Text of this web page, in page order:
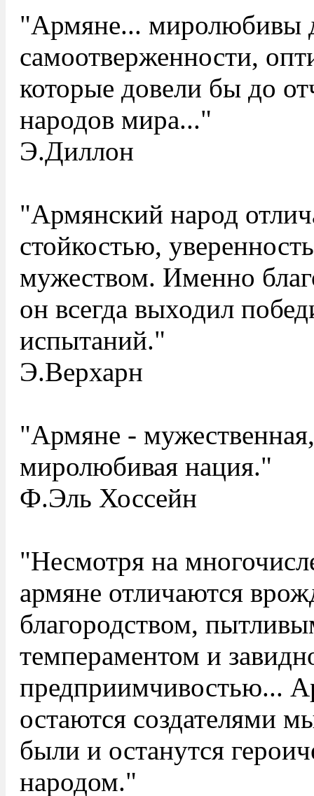
"Армяне... миролюбивы
самоотверженности,
которые довели бы до
народов мира..."
Э.Диллон
"Армянский народ
стойкостью,
мужеством. Именно
он всегда выходил
испытаний."
Э.Верхарн
"Армяне -
миролюбивая нация."
Ф.Эль Хоссейн
"Несмотря на
армяне отличаются
благородством,
темпераментом и
предприимчивостью...
остаются создателями
были и останутся
народом."